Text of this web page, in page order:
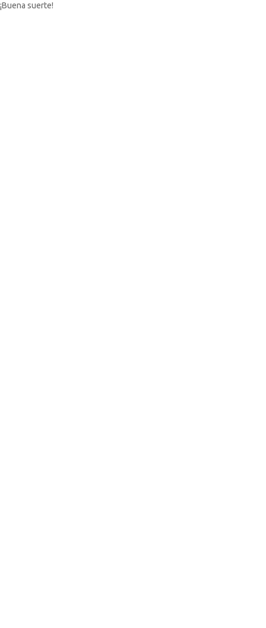
¡Buena suerte!